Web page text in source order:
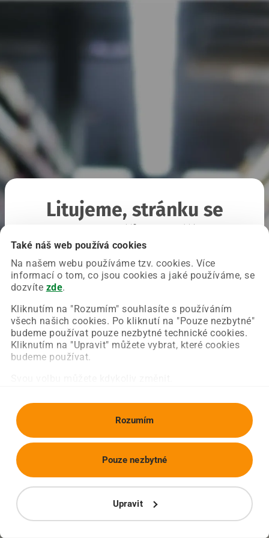
Také náš web používá cookies
Na našem webu používáme tzv. cookies. Více
informací o tom, co jsou cookies a jaké používáme, se
dozvíte zde.
Kliknutím na "Rozumím" souhlasíte s používáním
všech našich cookies. Po kliknutí na "Pouze nezbytné"
budeme používat pouze nezbytné technické cookies.
Kliknutím na "Upravit" můžete vybrat, které cookies
budeme používat.
Rozumím
Upravit
Pouze nezbytné
Litujeme, stránku se
Chyba nastala na naší straně a už ji opravujeme.
Zkuste prosím znovu načíst požadovanou stránku.
Obnovit stránku Úvodní strana